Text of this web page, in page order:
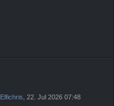
Elfichris , 22. Jul 2026 07:48